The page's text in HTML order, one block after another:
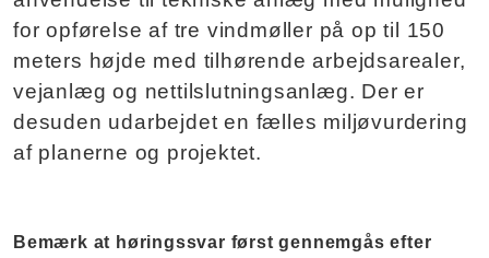
for opførelse af tre vindmøller på op til 150
meters højde med tilhørende arbejdsarealer,
vejanlæg og nettilslutningsanlæg. Der er
desuden udarbejdet en fælles miljøvurdering
af planerne og projektet.
Bemærk at høringssvar først gennemgås efter